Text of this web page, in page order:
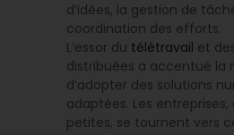
d’idées, la gestion de
coordination des efforts.
L’essor du télétravail et
distribuées a accentué la
d’adopter des solutions
adaptées. Les entreprises,
petites, se tournent vers